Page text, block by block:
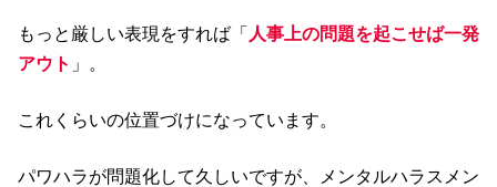
もっと厳しい表現をすれば「 人事上の問題を起こせば一発
アウト 」。
これくらいの位置づけになっています。
パワハラが問題化して久しいですが、メンタルハラスメン